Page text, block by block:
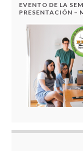
EVENTO DE LA
PRESENTACIÓN –